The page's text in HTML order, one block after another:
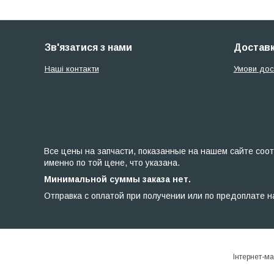
Зв'язатися з нами
Наші контакти Умови
Все цены на запчасти, показанные на нашем сайте
именно по той цене, что указана.
Минимальной суммы заказа нет.
Отправка с оплатой при получении или по предоплате